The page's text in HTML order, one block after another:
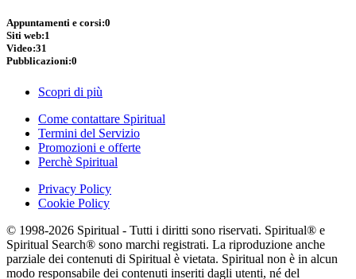
Appuntamenti e corsi:0
Siti web:1
Video:31
Pubblicazioni:0
Scopri di più
Come contattare Spiritual
Termini del Servizio
Promozioni e offerte
Perchè Spiritual
Privacy Policy
Cookie Policy
© 1998-2026 Spiritual - Tutti i diritti sono riservati. Spiritual® e
Spiritual Search® sono marchi registrati. La riproduzione anche
parziale dei contenuti di Spiritual è vietata. Spiritual non è in alcun
modo responsabile dei contenuti inseriti dagli utenti, né del